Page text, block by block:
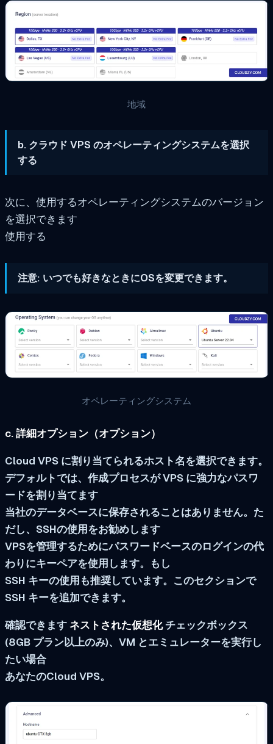
地域
b. クラウド VPS のオペレーティングシステムを選択
する
次に、使用するオペレーティングシステムのバージョン
を選択できます
使用する
注意: いつでも好きなときにOSを変更できます。
オペレーティングシステム
c. 詳細オプション（オプション）
Cloud VPS に割り当てられるホスト名を選択できます。
デフォルトでは、作成プロセスが VPS に強力なパスワ
ードを割り当てます
当社のデータベースに保存されることはありません。た
だし、SSHの使用をお勧めします
VPSを管理するためにパスワードベースのログインの代
わりにキーペアを使用します。もし
SSH キーの使用も推奨しています。このセクションで
SSH キーを追加できます。
確認できます ネストされた仮想化チェックボックス
(8GB プラン以上のみ)、VM とエミュレーターを実行し
たい場合
あなたのCloud VPS。